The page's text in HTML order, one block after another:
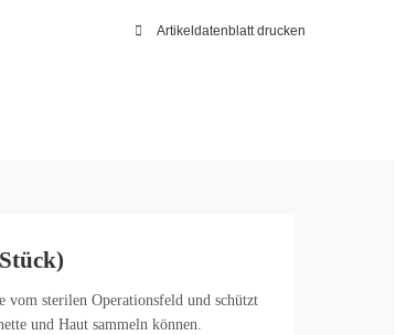
Artikeldatenblatt drucken
sterilen Operationsfeld und schützt
und Haut sammeln können.